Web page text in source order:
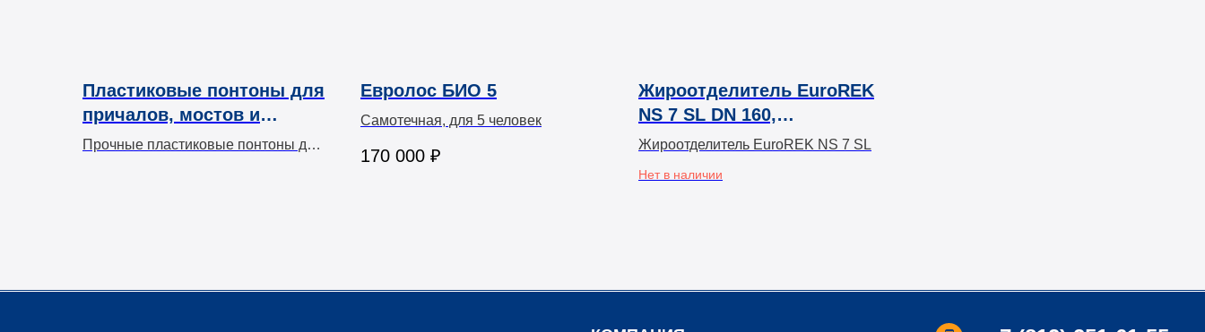
Пластиковые понтоны для
причалов, мостов и
садков
Прочные пластиковые понтоны для
Евролос БИО 5
Самотечная, для 5 человек
170 000 ₽
Жироотделитель EuroREK
NS 7 SL DN 160,
сигнал.SET2000,
Жироотделитель EuroREK NS 7 SL
Нет в наличии